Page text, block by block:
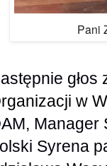
Pani
głos
w
Manager
Syrena